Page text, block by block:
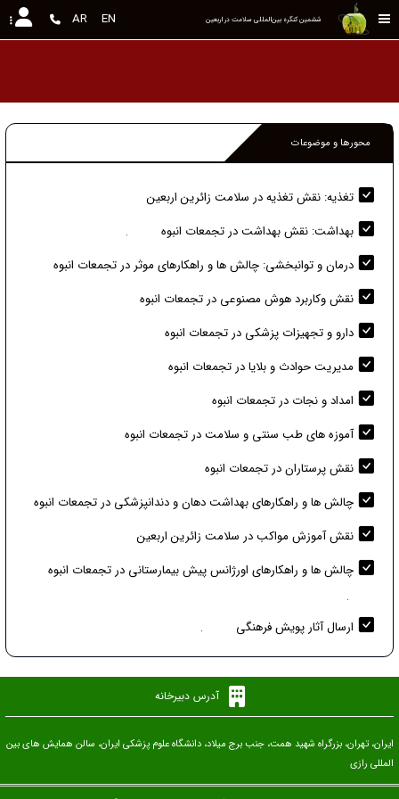
ششمین کنگره بین‌المللی سلامت در اربعین EN
AR
محورها و موضوعات
تغذیه: نقش تغذیه در سلامت زائرین اربعین
بهداشت: نقش بهداشت در تجمعات انبوه
.
درمان و توانبخشی: چالش ها و راهکارهای موثر در تجمعات انبوه
نقش وکاربرد هوش مصنوعی در تجمعات انبوه
دارو و تجهیزات پزشکی در تجمعات انبوه
مدیریت حوادث و بلایا در تجمعات انبوه
امداد و نجات در تجمعات انبوه
آموزه های طب سنتی و سلامت در تجمعات انبوه
نقش پرستاران در تجمعات انبوه
چالش ها و راهکارهای بهداشت دهان و دندانپزشکی در تجمعات انبوه
نقش آموزش مواکب در سلامت زائرین اربعین
چالش ها و راهکارهای اورژانس پیش بیمارستانی در تجمعات انبوه
.
ارسال آثار پویش فرهنگی .
آدرس دبیرخانه
ایران، تهران، بزرگراه شهید همت، جنب برج میلاد، دانشگاه علوم پزشکی ایران، سالن همایش های بین
المللی رازی